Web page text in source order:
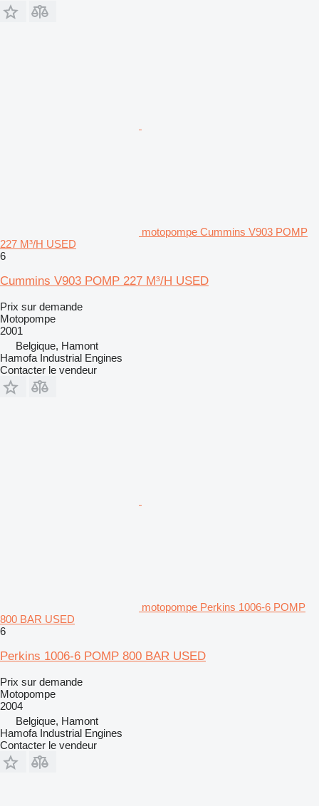
motopompe Cummins V903 POMP
227 M³/H USED
6
Cummins V903 POMP 227 M³/H USED
Prix sur demande
Motopompe
2001
Belgique, Hamont
Hamofa Industrial Engines
Contacter le vendeur
motopompe Perkins 1006-6 POMP
800 BAR USED
6
Perkins 1006-6 POMP 800 BAR USED
Prix sur demande
Motopompe
2004
Belgique, Hamont
Hamofa Industrial Engines
Contacter le vendeur